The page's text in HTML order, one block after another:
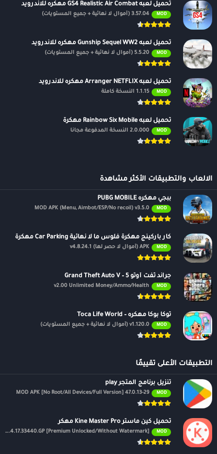
تحميل لعبه GS4 Realistic Air Combat مهكره للاندرويد
MOD 3.57.04 (أموال لا نهائية + جميع المستويات)
تحميل لعبه Gunship Sequel WW2 مهكره للاندرويد
MOD 5.5.20 (أموال لا نهائية + جميع المستويات)
تحميل لعبه Arranger NETFLIX مهكره للاندرويد
MOD 1.1.15 النسخة كاملة
تحميل لعبه Rainbow Six Mobile مهكرة
MOD 2.0.000 النسخة المدفوعة مجانًا
الالعاب والتطبيقات الأكثر مشاهدة
ببجي مهكره PUBG MOBILE
MOD
MOD APK (Menu, Aimbot/ESP/No recoil) v3.5.0
كار باركينج مهكرة فلوس ما لا نهائية Car Parking مهكرة
MOD APK (أموال لا حصر لها) v4.8.24.1
جراند ثفت أوتو 5 – Grand Theft Auto V
MOD
v2.00 Unlimited Money/Ammo/Health
توكا بوكا مهكره – Toca Life World
MOD v1.120.0 (أموال لا نهائية + جميع المستويات)
التطبيقات الأعلى تقييمًا
تنزيل برنامج المتجر play
MOD
47.0.13-29 MOD APK [No Root/All Devices/Full Version]
تحميل كين ماستر Kine Master Pro مهكر
MOD
APK v7.4.17.33440.GP [Premium Unlocked/Without Watermark]